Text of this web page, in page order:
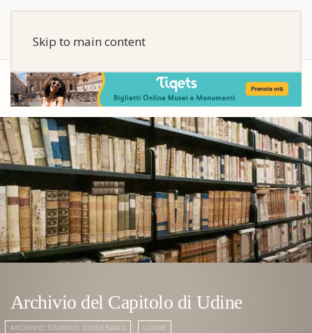
Skip to main content
Archivio del Capitolo di Udine
ARCHIVIO STORICO DIOCESANO UDINE